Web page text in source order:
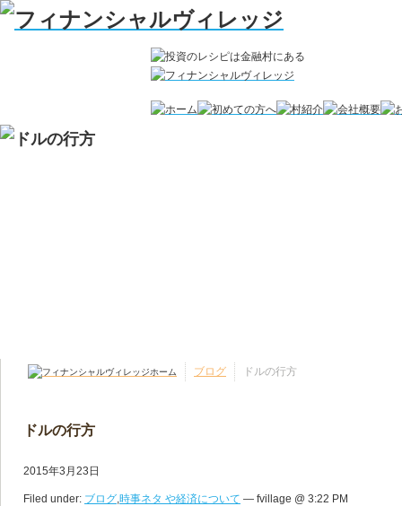
ブログ ドルの行方
ドルの行方
2015年3月23日
Filed under: ブログ,時事ネタ や経済について — fvillage @ 3:22 PM